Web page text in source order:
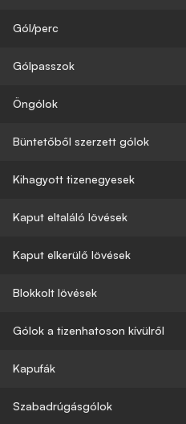
Gól/perc
Gólpasszok
Öngólok
Büntetőből szerzett gólok
Kihagyott tizenegyesek
Kaput eltaláló lövések
Kaput elkerülő lövések
Blokkolt lövések
Gólok a tizenhatoson kívülről
Kapufák
Szabadrúgásgólok